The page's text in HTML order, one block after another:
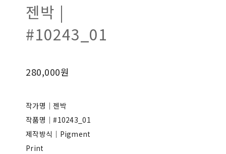
젠박 |
#10243_01
280,000원
작가명｜젠박
작품명｜#10243_01
제작방식｜Pigment
Print